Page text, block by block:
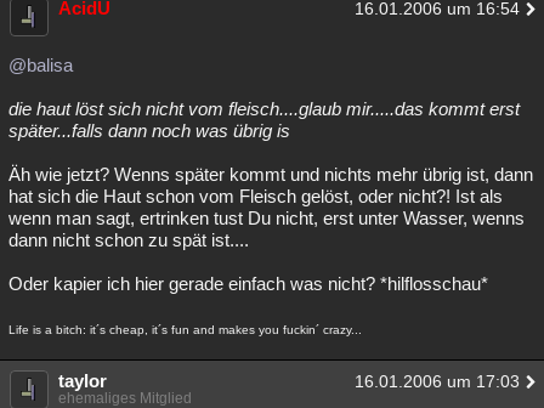
AcidU 16.01.2006 um 16:54
@balisa
die haut löst sich nicht vom fleisch....glaub mir.....das kommt erst
später...falls dann noch was übrig is
Äh wie jetzt? Wenns später kommt und nichts mehr übrig ist, dann
hat sich die Haut schon vom Fleisch gelöst, oder nicht?! Ist als
wenn man sagt, ertrinken tust Du nicht, erst unter Wasser, wenns
dann nicht schon zu spät ist....
Oder kapier ich hier gerade einfach was nicht? *hilflosschau*
Life is a bitch: it´s cheap, it´s fun and makes you fuckin´ crazy...
taylor 16.01.2006 um 17:03
ehemaliges Mitglied